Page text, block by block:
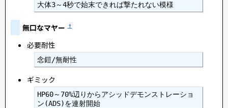
無口なマヤー †
必要耐性
念鎧/無耐性
ギミック
HP60～70%辺りからアシッドデモンストレーショ
ン(ADS)を連射開始